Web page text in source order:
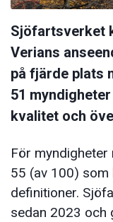
Sjöfartsverket
Verians
på fjärde plats
51
kvalitet och
För myndigheter
55 (av 100) som
definitioner.
sedan 2023 och